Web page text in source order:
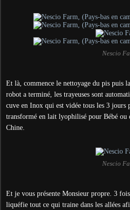
Nescio
Et là, commence le nettoyage du pis puis
robot a terminé, les trayeuses sont
cuve en Inox qui est vidée tous les 3 jours
transformé en lait lyophilisé pour Bébé ou
Chine.
Nescio
Et je vous présente Monsieur propre. 3
liquéfie tout ce qui traine dans les allées